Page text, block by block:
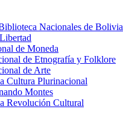
Nacionales de Bolivia
de Moneda
de Etnografía y Folklore
de Arte
Cultura Plurinacional
Montes
Revolución Cultural